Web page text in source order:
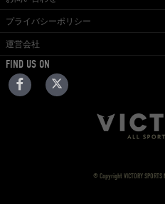
プライバシーポリシー
運営会社
FIND US ON
© Copyright VICTORY